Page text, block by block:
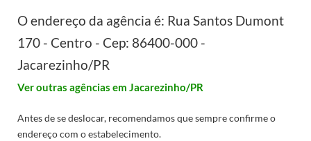
O endereço da agência é: Rua Santos Dumont
170 - Centro - Cep: 86400-000 -
Jacarezinho/PR
Ver outras agências em Jacarezinho/PR
Antes de se deslocar, recomendamos que sempre confirme o
endereço com o estabelecimento.